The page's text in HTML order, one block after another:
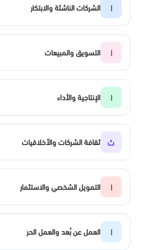
ا الشركات الناشئة والابتكار
ا التسويق والمبيعات
ا الإنتاجية والأداء
ث ثقافة الشركات والأخلاقيات
ا التمويل الشخصي والاستثمار
ا العمل عن بُعد والعمل الحر